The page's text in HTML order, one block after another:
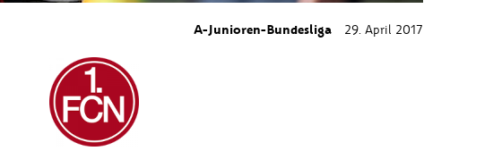
A-Junioren-Bundesliga 29. April 2017